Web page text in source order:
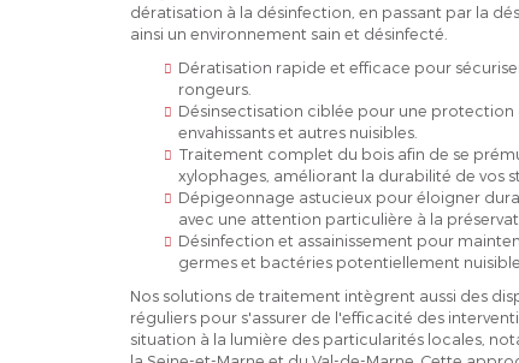
dératisation à la désinfection, en passant par la
ainsi un environnement sain et désinfecté.
Dératisation rapide et efficace pour
rongeurs.
Désinsectisation ciblée pour une protection
envahissants et autres nuisibles.
Traitement complet du bois afin de se
xylophages, améliorant la durabilité de vos
Dépigeonnage astucieux pour éloigner
avec une attention particulière à la
Désinfection et assainissement pour
germes et bactéries potentiellement
Nos solutions de traitement intègrent aussi des
réguliers pour s'assurer de l'efficacité des
situation à la lumière des particularités locales,